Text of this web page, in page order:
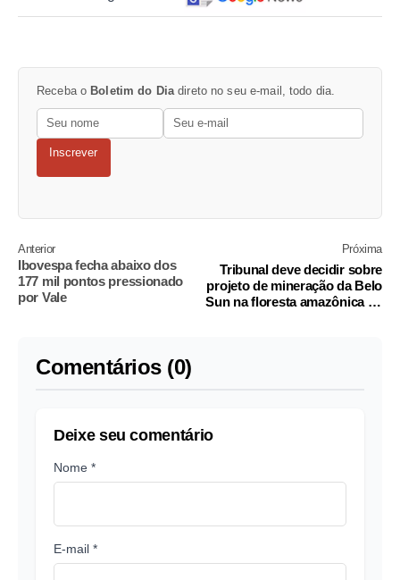
Receba o Boletim do Diadireto no seu e-mail, todo dia.
Inscrever
Anterior
Ibovespa fecha abaixo dos
177 mil pontos pressionado
por Vale
Próxima
Tribunal deve decidir sobre
projeto de mineração da Belo
Sun na floresta amazônica na
Comentários (0)
Deixe seu comentário
Nome *
E-mail *